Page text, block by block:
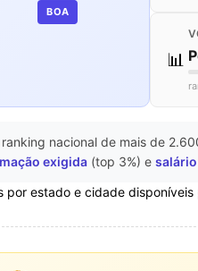
BOA
📊
nacional de mais de
exigida (top 3%) e
por estado e cidade disponíveis